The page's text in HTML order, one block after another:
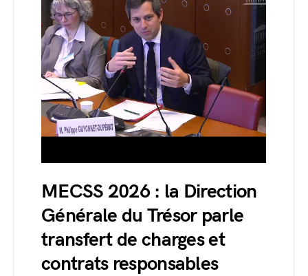
MECSS 2026 : la Direction
Générale du Trésor parle
transfert de charges et
contrats responsables